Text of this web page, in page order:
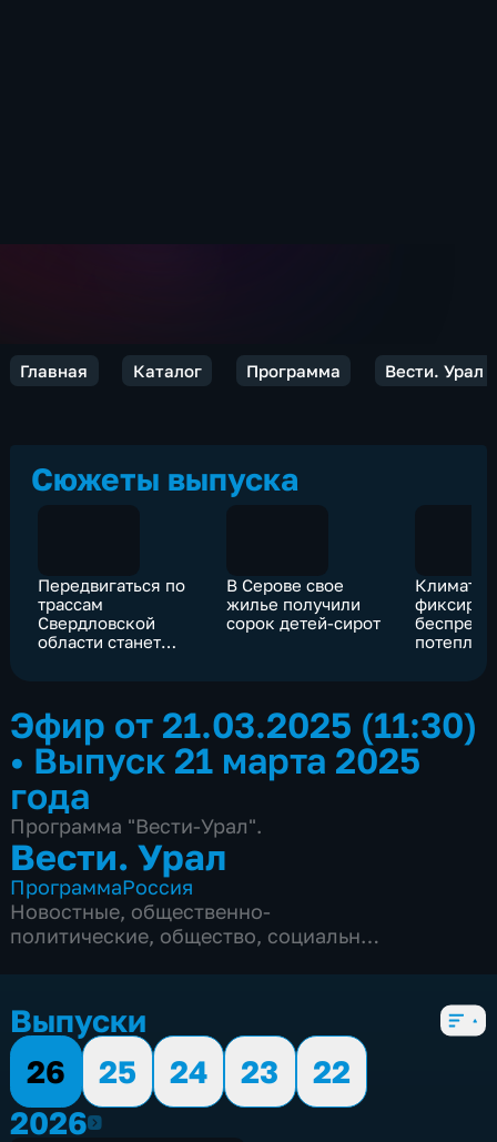
Главная Каталог Программа Вести. Урал
Сюжеты выпуска
Передвигаться по
трассам
Свердловской
области станет
В Серове свое
жилье получили
сорок детей-сирот
Эфир от 21.03.2025 (11:30)
• Выпуск 21 марта 2025
года
Программа "Вести-Урал".
Вести. Урал
ПрограммаРоссия
Новостные, общественно-
политические, общество, социально-
Выпуски
26
25 24 23
22
20262026